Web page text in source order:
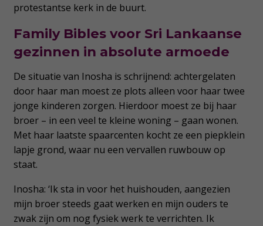
protestantse kerk in de buurt.
Family Bibles voor Sri Lankaanse
gezinnen in absolute armoede
De situatie van Inosha is schrijnend: achtergelaten
door haar man moest ze plots alleen voor haar twee
jonge kinderen zorgen. Hierdoor moest ze bij haar
broer – in een veel te kleine woning – gaan wonen.
Met haar laatste spaarcenten kocht ze een piepklein
lapje grond, waar nu een vervallen ruwbouw op
staat.
Inosha: ‘Ik sta in voor het huishouden, aangezien
mijn broer steeds gaat werken en mijn ouders te
zwak zijn om nog fysiek werk te verrichten. Ik